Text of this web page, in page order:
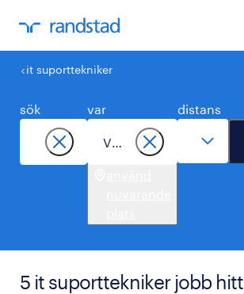
it suporttekniker
sök var distans
5 it suporttekniker jobb